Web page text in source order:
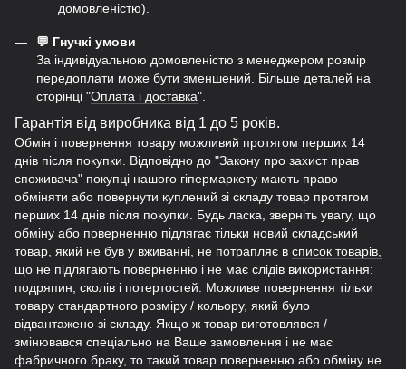
домовленістю).
💬 Гнучкі умови
За індивідуальною домовленістю з менеджером розмір
передоплати може бути зменшений. Більше деталей на
сторінці "Оплата і доставка".
Гарантія від виробника від 1 до 5 років.
Обмін і повернення товару можливий протягом перших 14
днів після покупки. Відповідно до "Закону про захист прав
споживача" покупці нашого гіпермаркету мають право
обміняти або повернути куплений зі складу товар протягом
перших 14 днів після покупки. Будь ласка, зверніть увагу, що
обміну або поверненню підлягає тільки новий складський
товар, який не був у вживанні, не потрапляє в список товарів,
що не підлягають поверненню і не має слідів використання:
подряпин, сколів і потертостей. Можливе повернення тільки
товару стандартного розміру / кольору, який було
відвантажено зі складу. Якщо ж товар виготовлявся /
змінювався спеціально на Ваше замовлення і не має
фабричного браку, то такий товар поверненню або обміну не